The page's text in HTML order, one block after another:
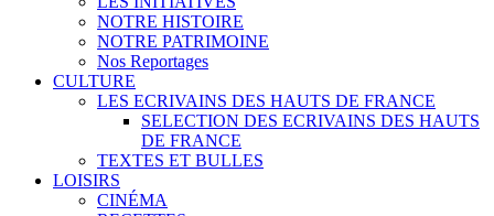
NOTRE HISTOIRE
NOTRE PATRIMOINE
Nos Reportages
CULTURE
LES ECRIVAINS DES HAUTS DE FRANCE
SELECTION DES ECRIVAINS DES HAUTS
DE FRANCE
TEXTES ET BULLES
LOISIRS
CINÉMA